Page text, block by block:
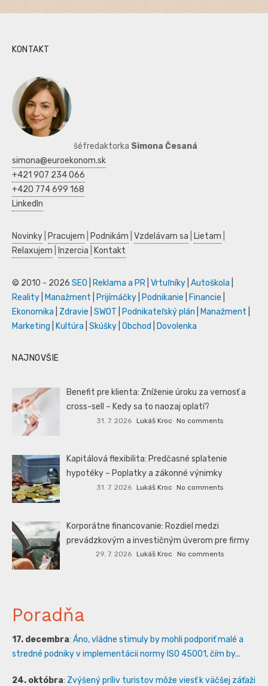
KONTAKT
šéfredaktorka Simona Česaná
simona@euroekonom.sk
+421 907 234 066
+420 774 699 168
LinkedIn
Novinky Pracujem Podnikám Vzdelávam sa Lietam
Relaxujem
Inzercia Kontakt
© 2010 - 2026 SEO Reklama a PR Vrtuľníky Autoškola
Reality
Manažment Prijímáčky Podnikanie Financie
Ekonomika
Zdravie SWOT Podnikateľský plán Manažment
Marketing
Kultúra Skúšky Obchod Dovolenka
NAJNOVŠIE
Benefit pre klienta: Zníženie úroku za vernosť a
cross-sell – Kedy sa to naozaj oplatí?
31. 7. 2026 Lukáš Kroc No comments
Kapitálová flexibilita: Predčasné splatenie
hypotéky – Poplatky a zákonné výnimky
31. 7. 2026 Lukáš Kroc No comments
Korporátne financovanie: Rozdiel medzi
prevádzkovým a investičným úverom pre firmy
29. 7. 2026 Lukáš Kroc No comments
Poradňa
17. decembra: Áno, vládne stimuly by mohli podporiť malé a
stredné podniky v implementácii normy ISO 45001, čím by...
24. októbra: Zvýšený príliv turistov môže viesť k väčšej záťaži